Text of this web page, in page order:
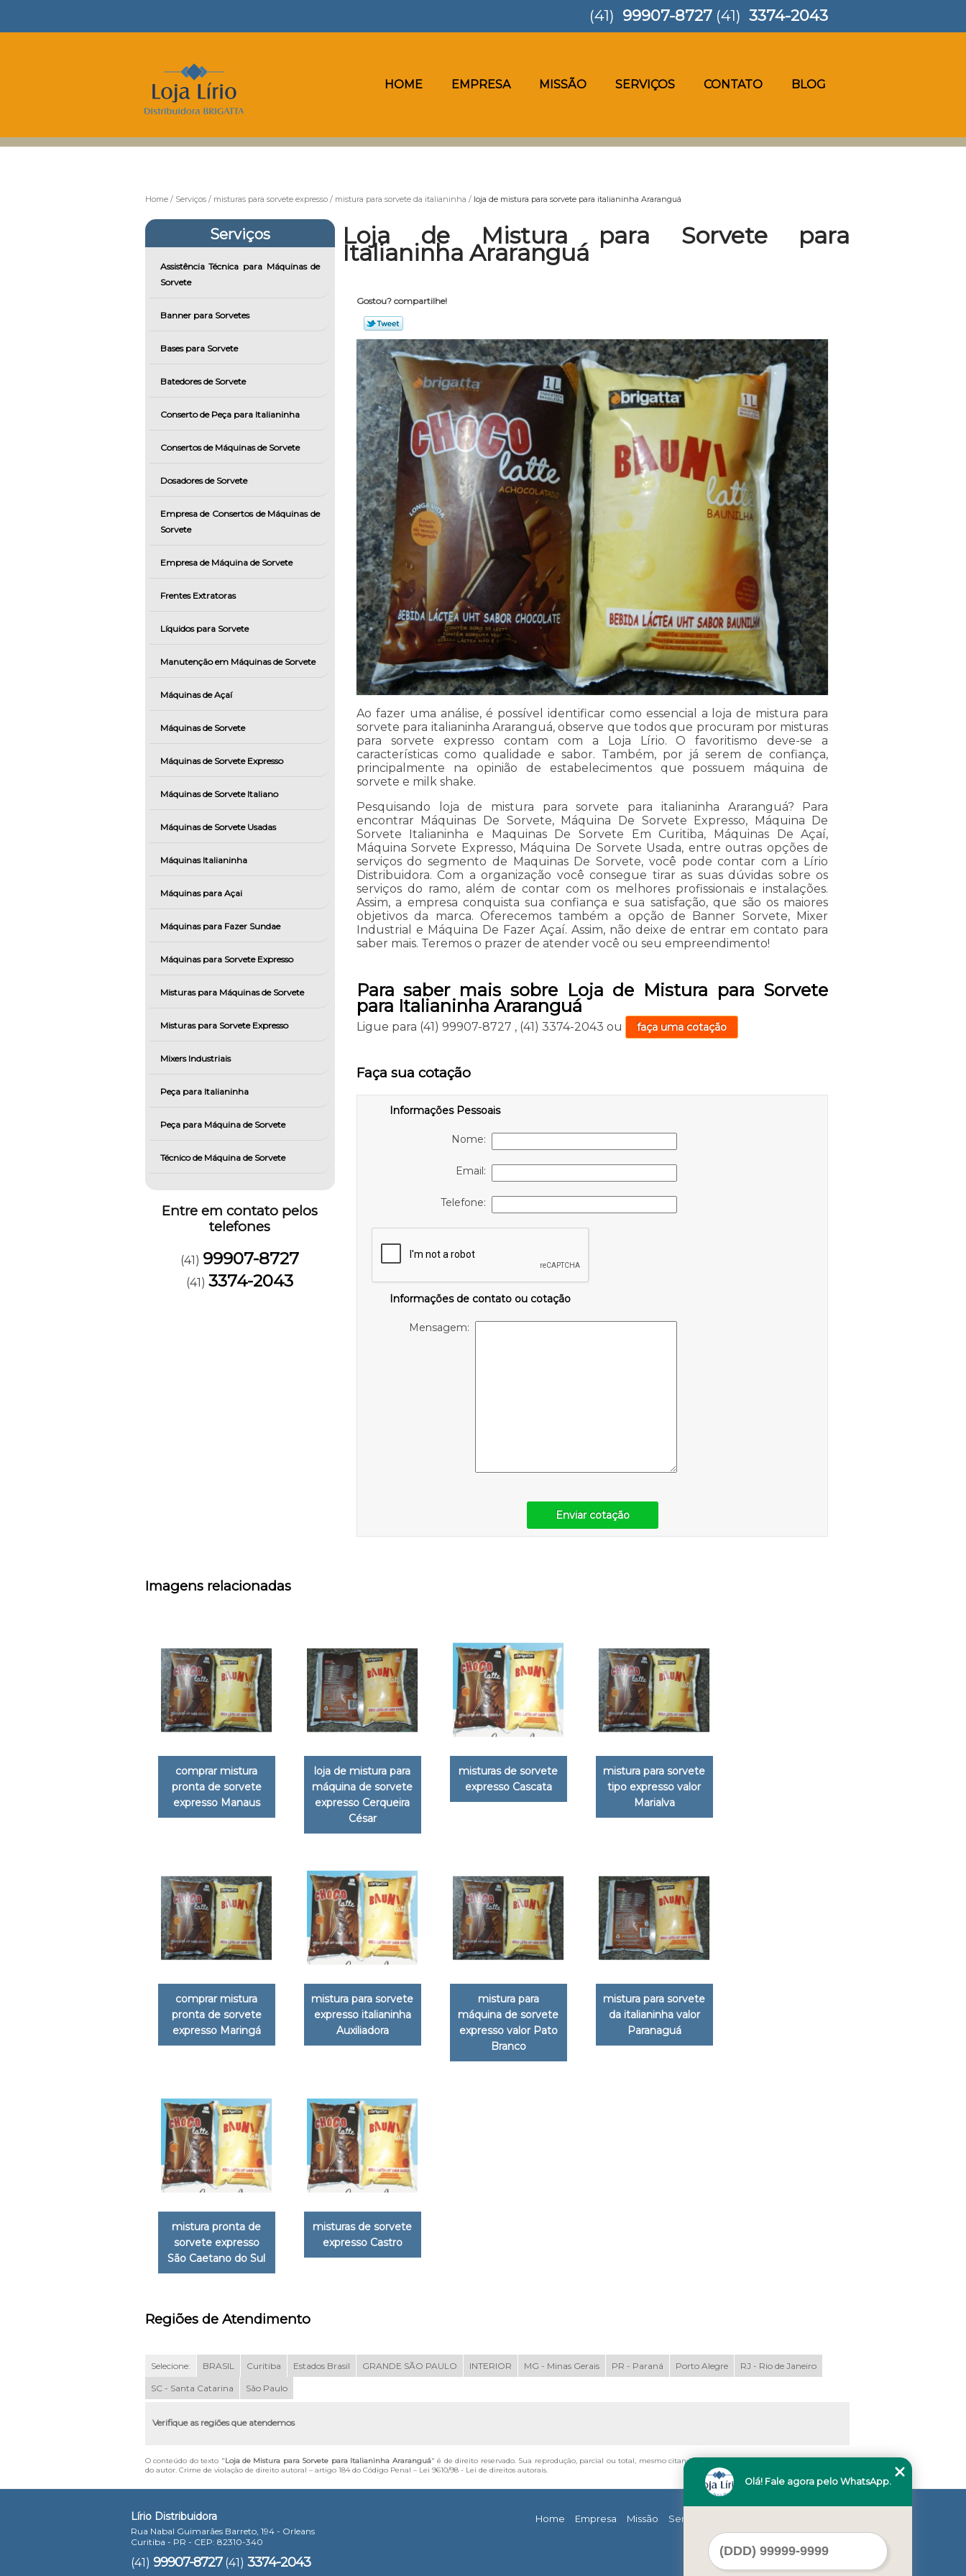
HOME EMPRESA MISSÃO SERVIÇOS CONTATO BLOG
(41) 99907-8727 (41) 3374-2043
Home Serviços misturas para sorvete expresso mistura para sorvete da italianinha loja de mistura para sorvete para italianinha Araranguá
Serviços
Assistência Técnica para Máquinas de
Sorvete
Banner para Sorvetes
Bases para Sorvete
Batedores de Sorvete
Conserto de Peça para Italianinha
Consertos de Máquinas de Sorvete
Dosadores de Sorvete
Empresa de Consertos de Máquinas de
Sorvete
Empresa de Máquina de Sorvete
Frentes Extratoras
Líquidos para Sorvete
Manutenção em Máquinas de Sorvete
Máquinas de Açaí
Máquinas de Sorvete
Máquinas de Sorvete Expresso
Máquinas de Sorvete Italiano
Máquinas de Sorvete Usadas
Máquinas Italianinha
Máquinas para Açai
Máquinas para Fazer Sundae
Máquinas para Sorvete Expresso
Misturas para Máquinas de Sorvete
Misturas para Sorvete Expresso
Mixers Industriais
Peça para Italianinha
Peça para Máquina de Sorvete
Técnico de Máquina de Sorvete
Entre em contato pelos
telefones
(41) 99907-8727
(41)3374-2043
Loja de Mistura para Sorvete para
Italianinha Araranguá
Gostou? compartilhe!
Ao fazer uma análise, é possível identificar como essencial a loja de mistura para
sorvete para italianinha Araranguá, observe que todos que procuram por misturas
para sorvete expresso contam com a Loja Lírio. O favoritismo deve-se a
características como qualidade e sabor. Também, por já serem de confiança,
principalmente na opinião de estabelecimentos que possuem máquina de
sorvete e milk shake.
Pesquisando loja de mistura para sorvete para italianinha Araranguá? Para
encontrar Máquinas De Sorvete, Máquina De Sorvete Expresso, Máquina De
Sorvete Italianinha e Maquinas De Sorvete Em Curitiba, Máquinas De Açaí,
Máquina Sorvete Expresso, Máquina De Sorvete Usada, entre outras opções de
serviços do segmento de Maquinas De Sorvete, você pode contar com a Lírio
Distribuidora. Com a organização você consegue tirar as suas dúvidas sobre os
serviços do ramo, além de contar com os melhores profissionais e instalações.
Assim, a empresa conquista sua confiança e sua satisfação, que são os maiores
objetivos da marca. Oferecemos também a opção de Banner Sorvete, Mixer
Industrial e Máquina De Fazer Açaí. Assim, não deixe de entrar em contato para
saber mais. Teremos o prazer de atender você ou seu empreendimento!
Para saber mais sobre Loja de Mistura para Sorvete
para Italianinha Araranguá
Ligue para (41) 99907-8727 , (41) 3374-2043 ou faça uma cotação
Faça sua cotação
Informações Pessoais
Nome:
Email:
Telefone:
Informações de contato ou cotação
Mensagem:
Enviar cotação
Imagens relacionadas
comprar mistura
pronta de sorvete
expresso Manaus
loja de mistura para
máquina de sorvete
expresso Cerqueira
César
misturas de sorvete
expresso Cascata
mistura para sorvete
tipo expresso valor
Marialva
comprar mistura
pronta de sorvete
expresso Maringá
mistura para sorvete
expresso italianinha
Auxiliadora
mistura para
máquina de sorvete
expresso valor Pato
Branco
mistura para sorvete
da italianinha valor
Paranaguá
mistura pronta de
sorvete expresso
São Caetano do Sul
misturas de sorvete
expresso Castro
Regiões de Atendimento
Selecione: BRASIL Curitiba Estados Brasil GRANDE SÃO PAULO INTERIOR MG - Minas Gerais PR - Paraná Porto Alegre RJ - Rio de Janeiro
SC - Santa Catarina São Paulo
Verifique as regiões que atendemos
O conteúdo do texto "Loja de Mistura para Sorvete para Italianinha Araranguá" é de direito reservado. Sua reprodução, parcial ou total, mesmo citando nossos links, é proibida sem a autorização
do autor. Crime de violação de direito autoral – artigo 184 do Código Penal – Lei 9610/98 - Lei de direitos autorais.
Lírio Distribuidora
Rua Nabal Guimarães Barreto, 194 - Orleans
Curitiba - PR - CEP: 82310-340
(41) 99907-8727 (41) 3374-2043
Home Empresa Missão Serviços
Olá! Fale agora pelo WhatsApp.